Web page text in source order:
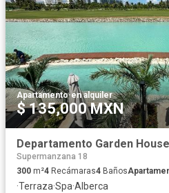
Apartamento·en alquiler
$ 135,000 MXN
Supermanzana 18
300 m²4 Recámaras4 Baños
·Terraza·Spa·Alberca